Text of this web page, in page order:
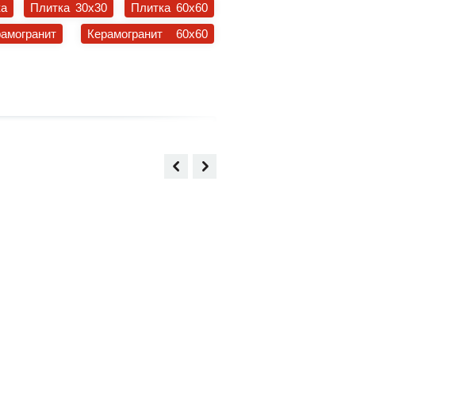
Плитка 30x30
Плитка 60x60
Керамогранит 60x60